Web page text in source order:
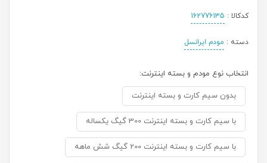
کدکالا : 162776135
دسته : مودم ایرانسل
انتخاب نوع مودم و بسته اینترنت:
بدون سیم کارت و بسته اینترنت
با سیم کارت و بسته اینترنت 300 گیگ یکساله
با سیم کارت و بسته اینترنت 200 گیگ شش ماهه